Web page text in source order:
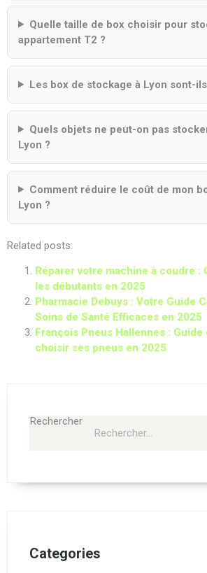
Quelle taille de box choisir pour
appartement T2 ?
Les box de stockage à Lyon sont-
Quels objets ne peut-on pas
Lyon ?
Comment réduire le coût de mon
Lyon ?
Related posts:
Réparer votre machine à coudre :
les débutants en 2025
Pharmacie Debuys : Votre Guide
Soins de Santé Efficaces en 2025
François Pneus Hallennes :
choisir ses pneus en 2025
Rechercher
Categories